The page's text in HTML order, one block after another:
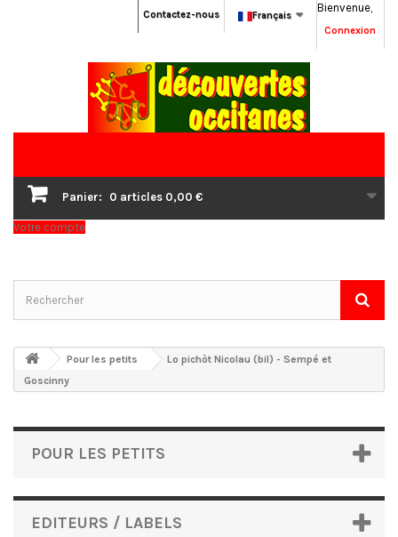
Bienvenue,
Connexion
Français
Contactez-nous
Panier: 0 articles 0,00 €
Votre compte
Pour les petits
Lo pichòt Nicolau (bil) - Sempé et
Goscinny
POUR LES PETITS
EDITEURS / LABELS